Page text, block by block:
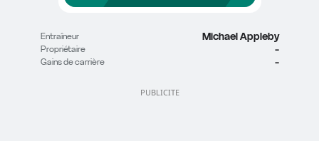
Entraîneur Michael Appleby
Propriétaire -
Gains de carrière -